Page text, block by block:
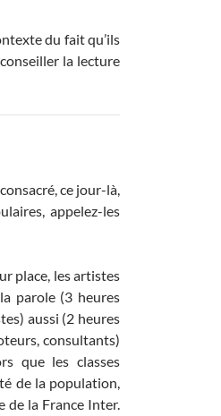
du fait qu’ils
la lecture
ce jour-là,
appelez-les
place, les artistes
parole (3 heures
aussi (2 heures
consultants)
que les classes
de la population,
de la France Inter.